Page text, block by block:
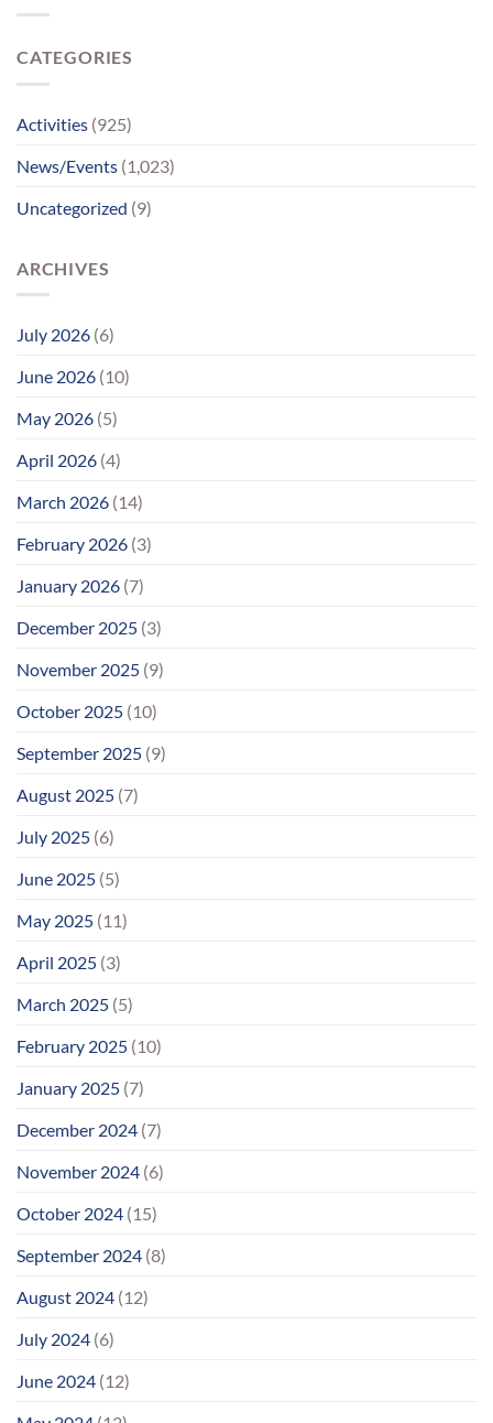
વર્ષોની
CATEGORIES
Activities (925)
News/Events (1,023)
Uncategorized (9)
ARCHIVES
July 2026 (6)
June 2026 (10)
May 2026 (5)
April 2026 (4)
March 2026 (14)
February 2026 (3)
January 2026 (7)
December 2025 (3)
November 2025 (9)
October 2025 (10)
September 2025 (9)
August 2025 (7)
July 2025 (6)
June 2025 (5)
May 2025 (11)
April 2025 (3)
March 2025 (5)
February 2025 (10)
January 2025 (7)
December 2024 (7)
November 2024 (6)
October 2024 (15)
September 2024 (8)
August 2024 (12)
July 2024 (6)
June 2024 (12)